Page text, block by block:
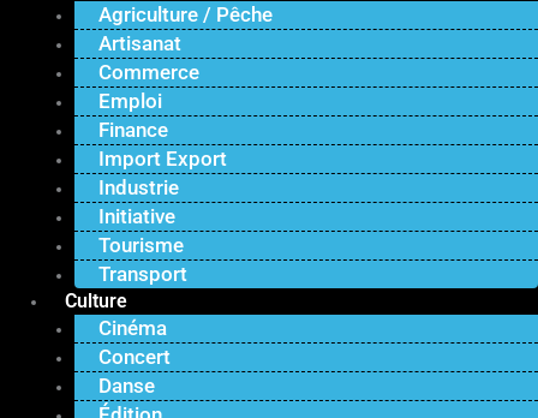
Agriculture / Pêche
Artisanat
Commerce
Emploi
Finance
Import Export
Industrie
Initiative
Tourisme
Transport
Culture
Cinéma
Concert
Danse